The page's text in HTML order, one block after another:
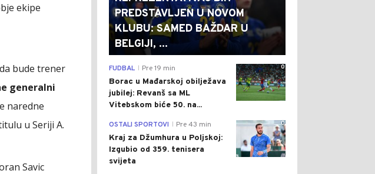
ekipe
bude trener
generalni
naredne
u Seriji A.
Savic
PREDSTAVLJEN U NOVOM
KLUBU: SAMED BAŽDAR U
BELGIJI, ...
0
FUDBAL Pre 19 min
Borac u Mađarskoj obilježava
jubilej: Revanš sa ML
Vitebskom biće 50. na...
0
OSTALI SPORTOVI Pre 43 min
Kraj za Džumhura u Poljskoj:
Izgubio od 359. tenisera
svijeta